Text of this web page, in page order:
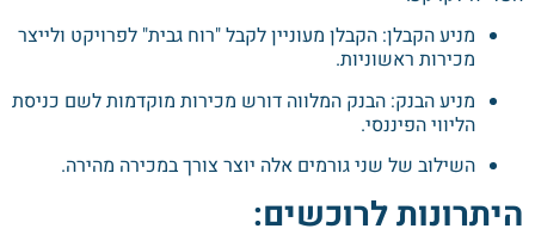
מניע הקבלן: הקבלן מעוניין לקבל "רוח גבית" לפרויקט ולייצר
מכירות ראשוניות.
מניע הבנק: הבנק המלווה דורש מכירות מוקדמות לשם כניסת
הליווי הפיננסי.
השילוב של שני גורמים אלה יוצר צורך במכירה מהירה.
היתרונות לרוכשים: